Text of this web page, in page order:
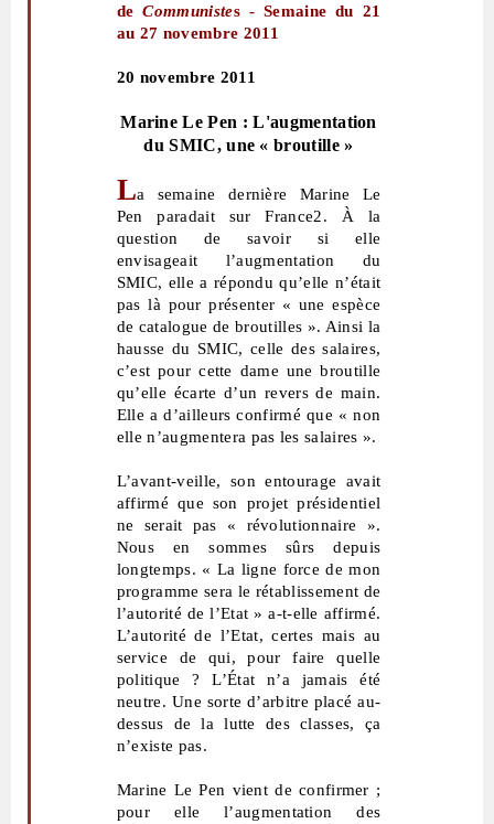
deCommunistes - Semaine du 21
au 27 novembre 2011
20 novembre 2011
Marine Le Pen : L'augmentation
du SMIC, une « broutille »
La semaine dernière Marine Le
Pen paradait sur France2. À la
question de savoir si elle
envisageait l’augmentation du
SMIC, elle a répondu qu’elle n’était
pas là pour présenter « une espèce
de catalogue de broutilles ». Ainsi la
hausse du SMIC, celle des salaires,
c’est pour cette dame une broutille
qu’elle écarte d’un revers de main.
Elle a d’ailleurs confirmé que « non
elle n’augmentera pas les salaires ».
L’avant-veille, son entourage avait
affirmé que son projet présidentiel
ne serait pas « révolutionnaire ».
Nous en sommes sûrs depuis
longtemps. « La ligne force de mon
programme sera le rétablissement de
l’autorité de l’Etat » a-t-elle affirmé.
L’autorité de l’Etat, certes mais au
service de qui, pour faire quelle
politique ? L’État n’a jamais été
neutre. Une sorte d’arbitre placé au-
dessus de la lutte des classes, ça
n’existe pas.
Marine Le Pen vient de confirmer ;
pour elle l’augmentation des